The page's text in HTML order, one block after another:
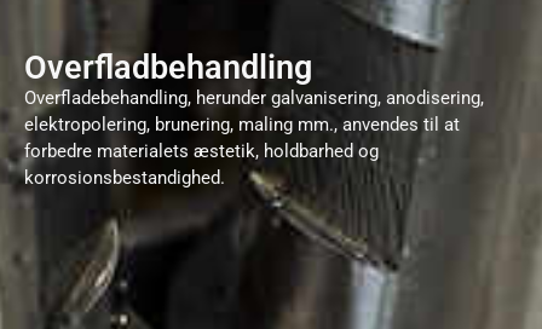
Overfladbehandling
Overfladebehandling, herunder galvanisering, anodisering,
elektropolering, brunering, maling mm., anvendes til at
forbedre materialets æstetik, holdbarhed og
korrosionsbestandighed.